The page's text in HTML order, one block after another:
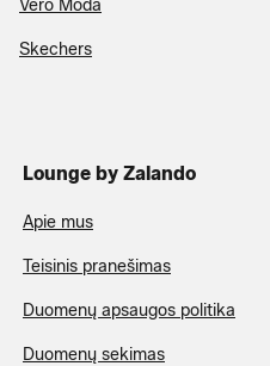
Vero Moda
Skechers
Lounge by Zalando
Apie mus
Teisinis pranešimas
Duomenų apsaugos politika
Duomenų sekimas